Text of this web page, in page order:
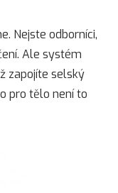
Nejste odborníci,
Ale systém
zapojíte selský
pro tělo není to